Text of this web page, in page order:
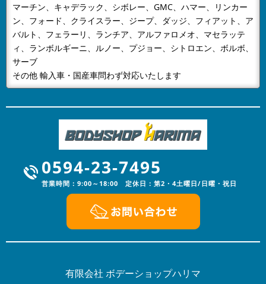
す。有限会社ボデーショップハリマでは、誠に勝手なが
ら下記日程を夏季休業とさせてい...
2024/04/26
NEWS
GW休業のお知らせ
当社はGW休業は4月28日～5月6日までとなりますご不
便をおかけいたしますが、何卒ご容赦下さい。
2024/01/05 NEWS
あけましておめでとうございます
明けましておめでとうございます。旧年中は格別なご高
配を賜りスタッフ一同心より厚く御礼申し上げます。本
年も、更なるサービスの向上に努...
2023/12/16
年末年始の営業のお知らせ
年末年始の営業のお知らせ平素は格別のお引き立てをい
NEWS
マーチン、キャデラック、シボレー、GMC、ハマー、リンカー
ン、フォード、クライスラー、ジープ、ダッジ、フィアット、ア
バルト、フェラーリ、ランチア、アルファロメオ、マセラッテ
ィ、ランボルギーニ、ルノー、プジョー、シトロエン、ボルボ、
サーブ
その他 輸入車・国産車問わず対応いたします
0594-23-7495
営業時間：9:00～18:00 定休日：第2・4土曜日/日曜・祝日
有限会社 ボデーショップハリマ